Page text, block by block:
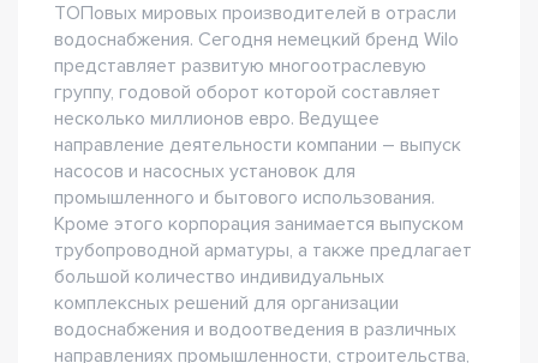
ТОПовых мировых производителей в отрасли
водоснабжения. Сегодня немецкий бренд Wilo
представляет развитую многоотраслевую
группу, годовой оборот которой составляет
несколько миллионов евро. Ведущее
направление деятельности компании – выпуск
насосов и насосных установок для
промышленного и бытового использования.
Кроме этого корпорация занимается выпуском
трубопроводной арматуры, а также предлагает
большой количество индивидуальных
комплексных решений для организации
водоснабжения и водоотведения в различных
направлениях промышленности, строительства,